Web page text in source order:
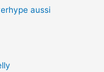
aussi